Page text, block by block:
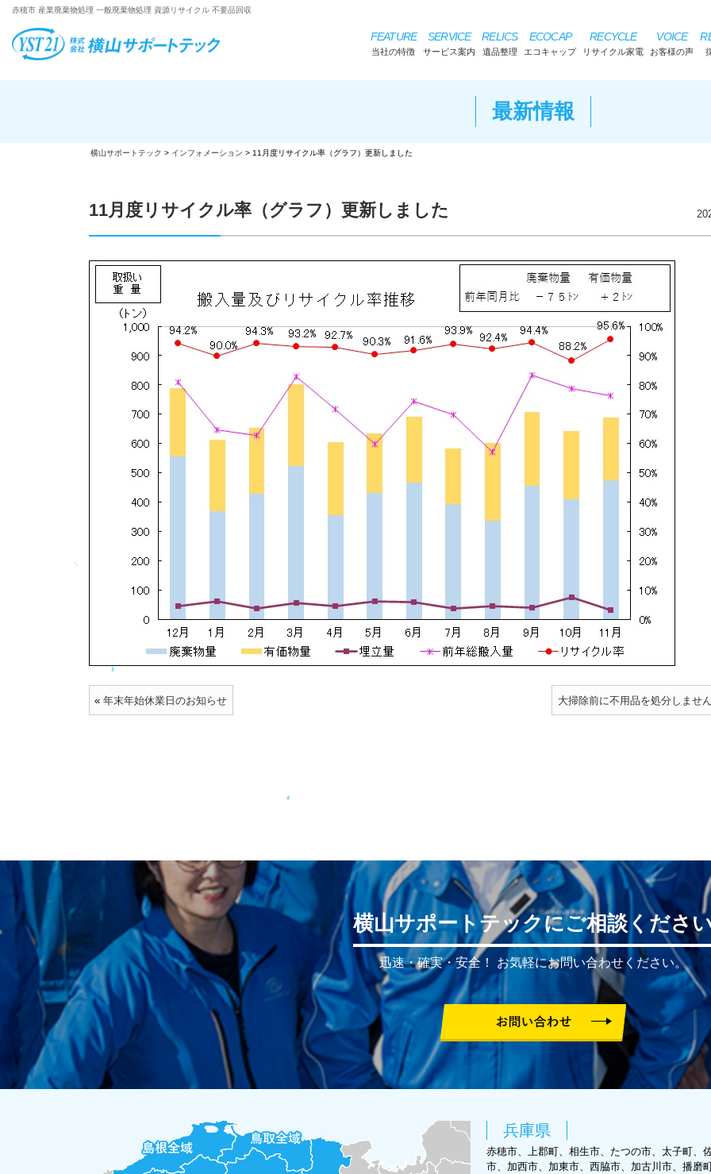
赤穂市 産業廃棄物処理 一般廃棄物処理 資源リサイクル 不要品回収
FEATURE
当社の特徴
SERVICE
サービス案内
RELICS
遺品整理
ECOCAP
エコキャップ
RECYCLE
リサイクル家電
VOICE
お客様の声
最新情報
横山サポートテック > インフォメーション > 11月度リサイクル率（グラフ）更新しました
11月度リサイクル率（グラフ）更新しました
«年末年始休業日のお知らせ 大掃除前に不用品を処分しませ
横山サポートテックにご相談くださ
迅速・確実・安全！ お気軽にお問い合わせください。
兵庫県
赤穂市、上郡町、相生市、たつの市、太子町、
市、加西市、加東市、西脇市、加古川市、播磨